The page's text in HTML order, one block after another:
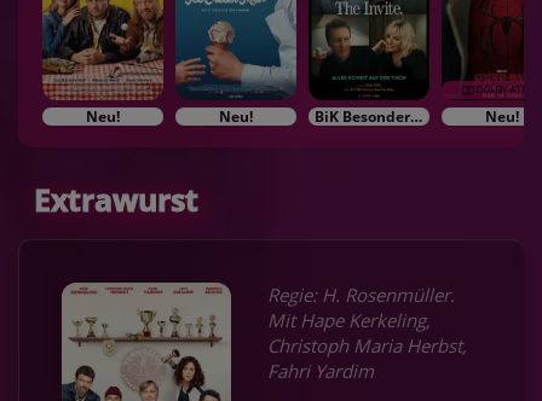
Neu! Neu! BiK Besonderes im Kino Neu!
Extrawurst
Regie: H. Rosenmüller.
Mit Hape Kerkeling,
Christoph Maria Herbst,
Fahri Yardim